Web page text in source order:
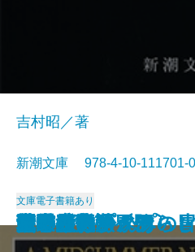
アメリカひじき・
国盗り物語〔三〕
国盗り物語〔四〕
悪霊〔下〕
悪霊〔上〕
国盗り物語〔一〕
国盗り物語〔二〕
黒い画集
日常生活の冒険
戦艦武蔵
吉村昭／著
新潮文庫 978-4-10-
文庫電子書籍あり
夏の夜の夢・あらし
青の時代
日本三文オペラ
青春の蹉跌
ボッコちゃん
点と線
城
眼の壁
船乗りクプクプの
荒野のおおかみ